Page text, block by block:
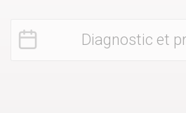
Diagnostic et